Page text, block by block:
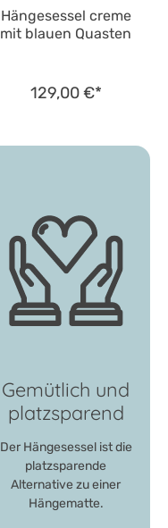
Gemütlich und
platzsparend
Der Hängesessel ist die
platzsparende
Alternative zu einer
Hängematte.
Hängesessel creme
mit blauen Quasten
129,00 €*